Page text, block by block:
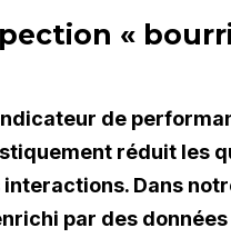
«
de
réduit les
Dans
par des